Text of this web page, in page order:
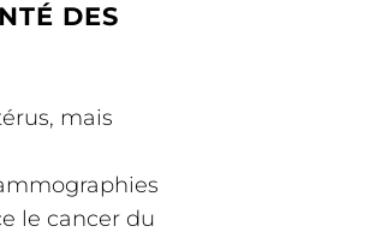
DES
mais
le cancer du